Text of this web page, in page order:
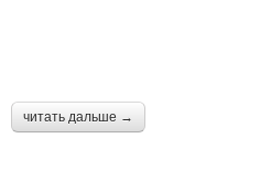
читать дальше →